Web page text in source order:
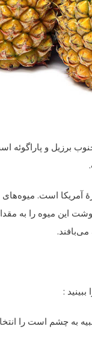
آمریکا است.
این میوه را به
ببینید :
شبیه به چشم است را